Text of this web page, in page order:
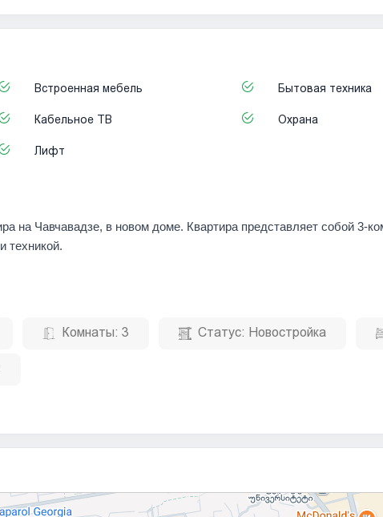
Встроенная мебель Бытовая техника
Кабельное ТВ Охрана
Лифт
на Чавчавадзе, в новом доме. Квартира представляет собой 3-
техникой.
Комнаты: 3 Статус: Новостройка